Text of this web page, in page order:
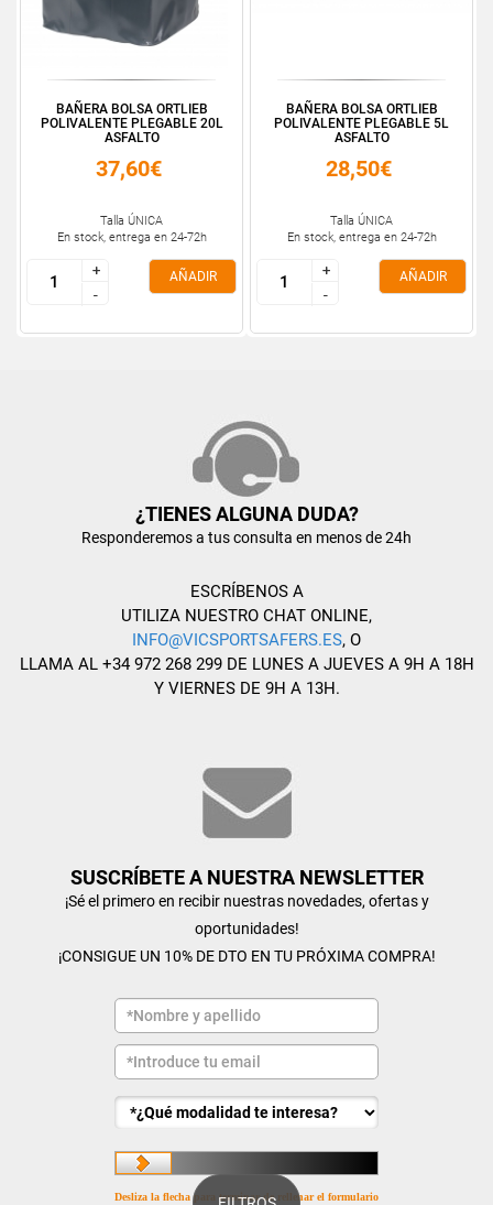
BAÑERA BOLSA ORTLIEB
POLIVALENTE PLEGABLE 20L
ASFALTO
37,60€
Talla ÚNICA
En stock, entrega en 24-72h
+
-
+
-
AÑADIR
BAÑERA BOLSA ORTLIEB
POLIVALENTE PLEGABLE 5L
ASFALTO
28,50€
Talla ÚNICA
En stock, entrega en 24-72h
+
-
+
-
AÑADIR
¿TIENES ALGUNA DUDA?
Responderemos a tus consulta en menos de 24h
ESCRÍBENOS A
UTILIZA NUESTRO CHAT ONLINE,
INFO@VICSPORTSAFERS.ES, O
LLAMA AL +34 972 268 299 DE LUNES A JUEVES A 9H A 18H
Y VIERNES DE 9H A 13H.
SUSCRÍBETE A NUESTRA NEWSLETTER
¡Sé el primero en recibir nuestras novedades, ofertas y
oportunidades!
¡CONSIGUE UN 10% DE DTO EN TU PRÓXIMA COMPRA!
Desliza la flecha para terminar de rellenar el formulario